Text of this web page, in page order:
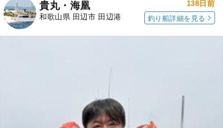
貴丸・海凰
和歌山県 田辺市 田辺港
138日前
釣り船詳細を見る